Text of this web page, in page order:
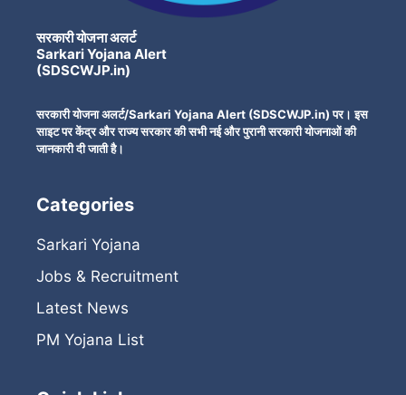
सरकारी योजना अलर्ट
Sarkari Yojana Alert
(SDSCWJP.in)
सरकारी योजना अलर्ट/Sarkari Yojana Alert (SDSCWJP.in) पर। इस
साइट पर केंद्र और राज्य सरकार की सभी नई और पुरानी सरकारी योजनाओं की
जानकारी दी जाती है।
Categories
Sarkari Yojana
Jobs & Recruitment
Latest News
PM Yojana List